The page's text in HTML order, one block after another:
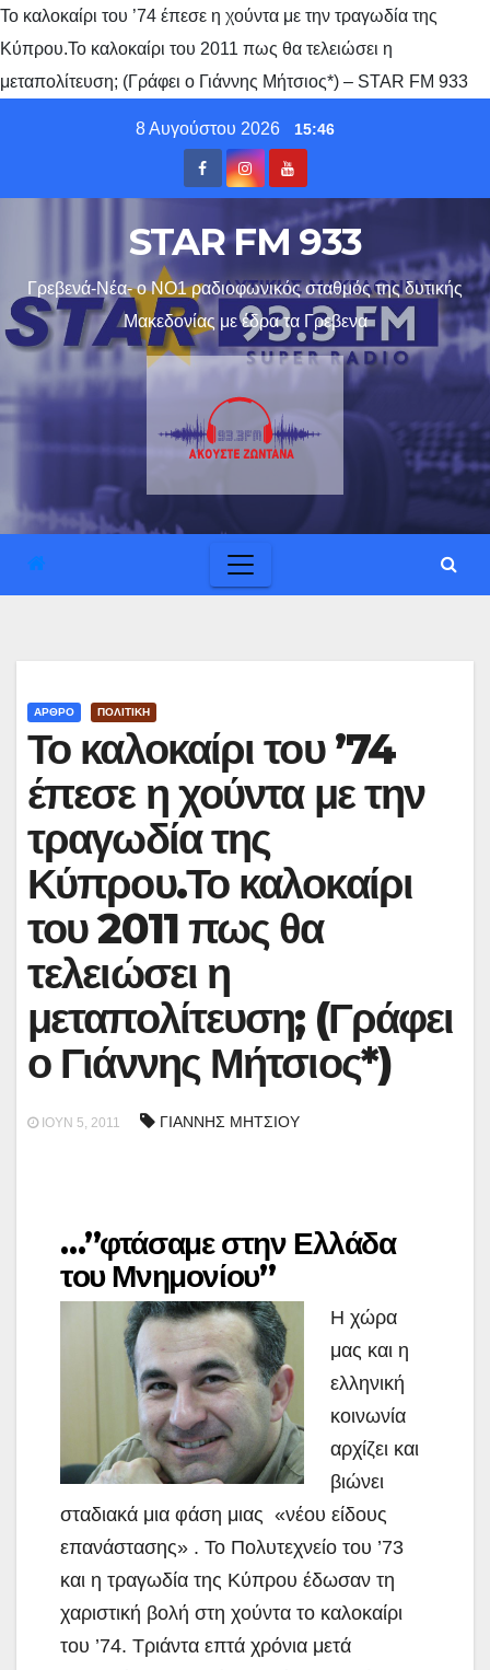
Το καλοκαίρι του ’74 έπεσε η χούντα με την τραγωδία της
Κύπρου.Το καλοκαίρι του 2011 πως θα τελειώσει η
μεταπολίτευση; (Γράφει ο Γιάννης Μήτσιος*) – STAR FM 933
8 Αυγούστου 2026 15:46
STAR FM 933
Γρεβενά-Νέα- ο ΝΟ1 ραδιοφωνικός σταθμός της δυτικής
Μακεδονίας με έδρα τα Γρεβενα
ΑΡΘΡΟ ΠΟΛΙΤΙΚΗ
Το καλοκαίρι του ’74
έπεσε η χούντα με την
τραγωδία της
Κύπρου.Το καλοκαίρι
του 2011 πως θα
τελειώσει η
μεταπολίτευση; (Γράφει
ο Γιάννης Μήτσιος*)
ΙΟΎΝ 5, 2011 ΓΙΑΝΝΗΣ ΜΗΤΣΙΟΥ
…”φτάσαμε στην Ελλάδα
του Μνημονίου”
Η χώρα
μας και η
ελληνική
κοινωνία
αρχίζει και
βιώνει
σταδιακά μια φάση μιας «νέου είδους
επανάστασης» . Το Πολυτεχνείο του ’73
και η τραγωδία της Κύπρου έδωσαν τη
χαριστική βολή στη χούντα το καλοκαίρι
του ’74. Τριάντα επτά χρόνια μετά